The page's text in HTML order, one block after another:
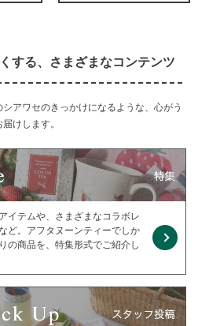
する、さまざまなコンテンツ
アワセのきっかけになるような、心がう
けします。
イテムや、さまざまなコラボレ
ど。アフタヌーンティーでしか
の商品を、特集形式でご紹介し